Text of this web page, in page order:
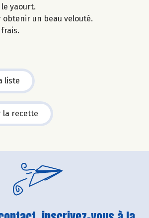
yaourt.
obtenir un beau velouté.
liste
la recette